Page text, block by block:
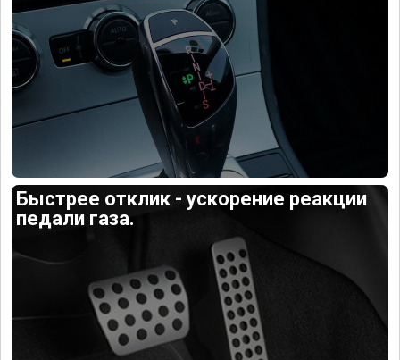
Быстрее отклик - ускорение реакции
педали газа.